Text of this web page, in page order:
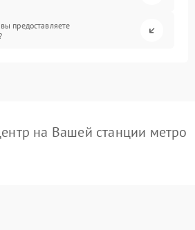
предоставляете
на Вашей станции метро